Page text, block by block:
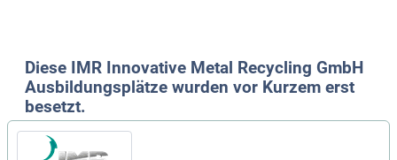
Diese IMR Innovative Metal Recycling GmbH
Ausbildungsplätze wurden vor Kurzem erst
besetzt.